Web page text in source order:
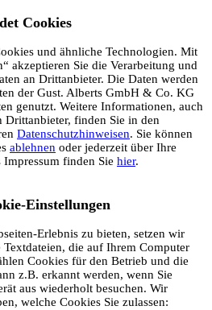
Cookies
und ähnliche Technologien. Mit
akzeptieren Sie die Verarbeitung und
an Drittanbieter. Die Daten werden
der Gust. Alberts GmbH & Co. KG
genutzt. Weitere Informationen, auch
finden Sie in den
Datenschutzhinweisen. Sie können
ablehnen oder jederzeit über Ihre
Impressum finden Sie hier.
Einstellungen
Erlebnis zu bieten, setzen wir
die auf Ihrem Computer
Cookies für den Betrieb und die
z.B. erkannt werden, wenn Sie
aus wiederholt besuchen. Wir
welche Cookies Sie zulassen: